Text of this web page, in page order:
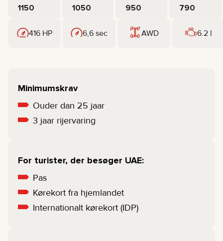
1150 1050 950 790
416 HP 6,6 sec AWD 6.2 l
Minimumskrav
Ouder dan 25 jaar
3 jaar rijervaring
For turister, der besøger UAE:
Pas
Kørekort fra hjemlandet
Internationalt kørekort (IDP)